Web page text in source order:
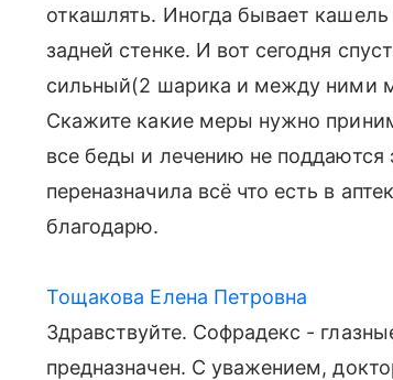
откашлять. Иногда бывает
задней стенке. И вот сегодня
сильный(2 шарика и между ними
Скажите какие меры нужно
все беды и лечению не поддаются
переназначила всё что есть в
благодарю.
Тощакова Елена Петровна
Здравствуйте. Софрадекс -
предназначен. С уважением,